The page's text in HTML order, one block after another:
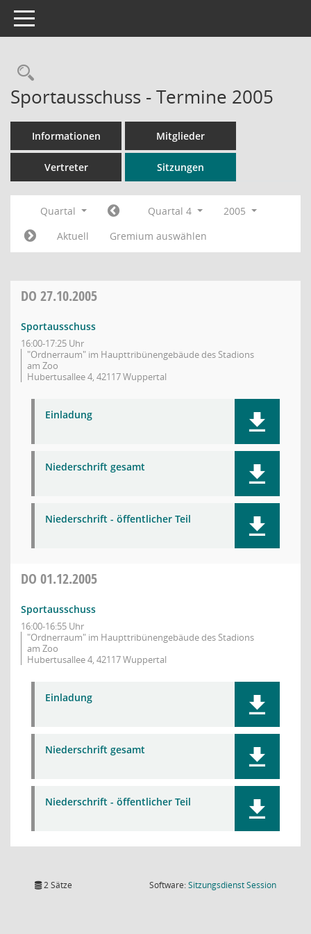
Toggle navigation
Rechercheauswahl
Sportausschuss - Termine 2005
Informationen Mitglieder
Vertreter Sitzungen
Quartal Quartal 4
2005
Aktuell
Gremium auswählen
DO 27.10.2005
Sportausschuss
16:00-17:25 Uhr
"Ordnerraum" im Haupttribünengebäude des Stadions
am Zoo
Hubertusallee 4, 42117 Wuppertal
Einladung
Niederschrift gesamt
Niederschrift - öffentlicher Teil
DO 01.12.2005
Sportausschuss
16:00-16:55 Uhr
"Ordnerraum" im Haupttribünengebäude des Stadions
am Zoo
Hubertusallee 4, 42117 Wuppertal
Einladung
Niederschrift gesamt
Niederschrift - öffentlicher Teil
2 Sätze Software:SitzungsdienstSession(Wird in